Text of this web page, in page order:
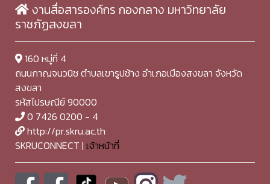
งานสื่อสารองค์กร กองกลาง มหาวิทยาลัย
ราชภัฏสงขลา
160 หมู่ที่ 4
ถนนกาญจนวนิช ตำบลเขารูปช้าง อำเภอเมืองสงขลา จังหวัด
สงขลา
รหัสไปรษณีย์ 90000
0 7426 0200 - 4
http://pr.skru.ac.th
SKRUCONNECT | เจ้าหน้าที่